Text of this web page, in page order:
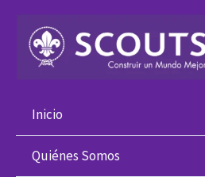
contenido
Inicio
Quiénes Somos